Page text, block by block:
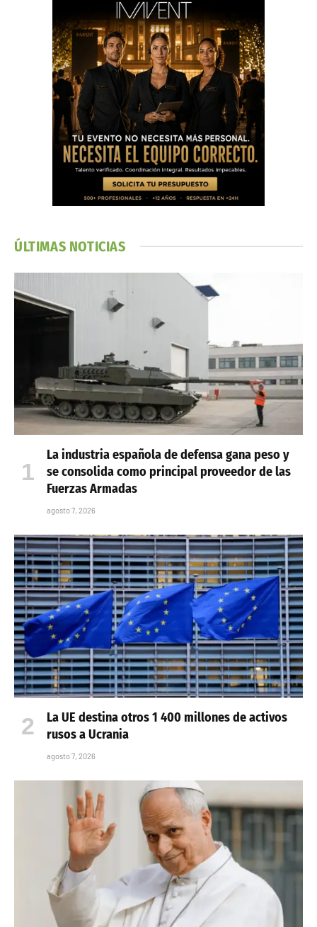
ÚLTIMAS NOTICIAS
La industria española de defensa gana peso y
se consolida como principal proveedor de las
Fuerzas Armadas
agosto 7, 2026
La UE destina otros 1 400 millones de activos
rusos a Ucrania
agosto 7, 2026